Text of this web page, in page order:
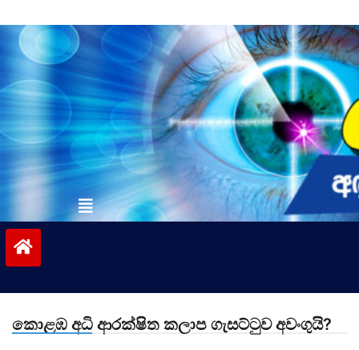
to
contentvinivida.lk
කොළඹ අධි ආරක්ෂිත කලාප ගැසට්ටුව අවංගුයි?